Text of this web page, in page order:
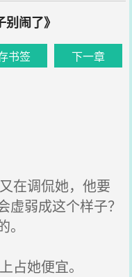
闹了》
书签 下一章
在调侃她，他要
弱成这个样子？
她便宜。